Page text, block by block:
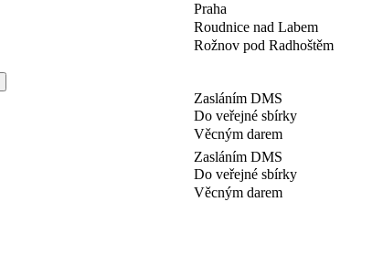
Praha
Roudnice nad Labem
Rožnov pod Radhoštěm
Zasláním DMS
Do veřejné sbírky
Věcným darem
Zasláním DMS
Do veřejné sbírky
Věcným darem